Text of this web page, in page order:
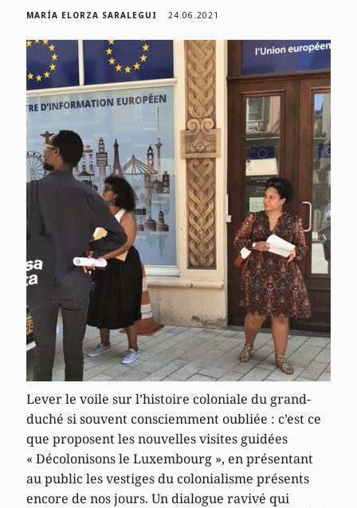
MARÍA ELORZA SARALEGUI 24.06.2021
Lever le voile sur l’histoire coloniale du grand-
duché si souvent consciemment oubliée : c’est ce
que proposent les nouvelles visites guidées
« Décolonisons le Luxembourg », en présentant
au public les vestiges du colonialisme présents
encore de nos jours. Un dialogue ravivé qui